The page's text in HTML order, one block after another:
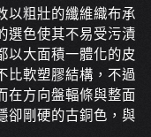
以粗壯的纖維織布承
選色使其不易受污漬
以大面積一體化的皮
比軟塑膠結構，不過
在方向盤輻條與整面
卻剛硬的古銅色，與